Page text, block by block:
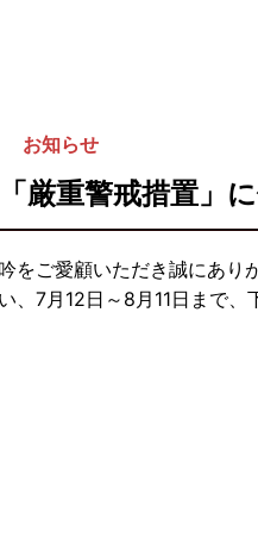
お知らせ
厳重警戒措置」
をご愛顧いただき誠にあ
、7月12日～8月11日まで